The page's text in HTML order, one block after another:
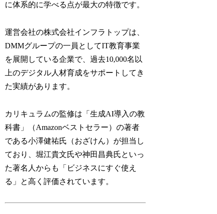
に体系的に学べる点が最大の特徴です。
運営会社の株式会社インフラトップは、
DMMグループの一員としてIT教育事業
を展開している企業で、過去10,000名以
上のデジタル人材育成をサポートしてき
た実績があります。
カリキュラムの監修は「生成AI導入の教
科書」（Amazonベストセラー）の著者
である小澤健祐氏（おざけん）が担当し
ており、堀江貴文氏や神田昌典氏といっ
た著名人からも「ビジネスにすぐ使え
る」と高く評価されています。